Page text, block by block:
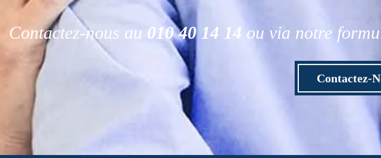
Contactez-nous au 010 40 14 14 ou via notre
Contactez-